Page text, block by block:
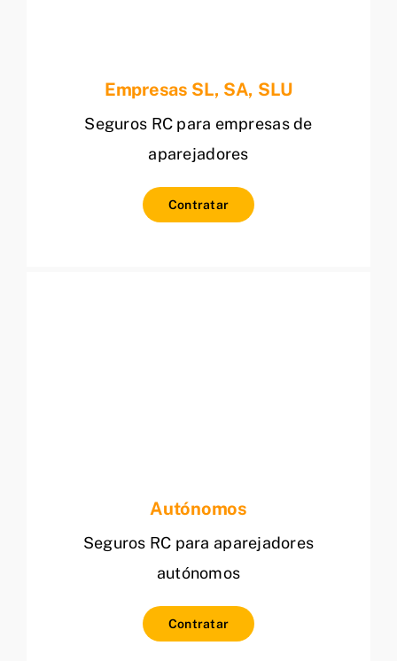
Empresas SL, SA, SLU
Seguros RC para empresas de
aparejadores
Contratar
Autónomos
Seguros RC para aparejadores
autónomos
Contratar